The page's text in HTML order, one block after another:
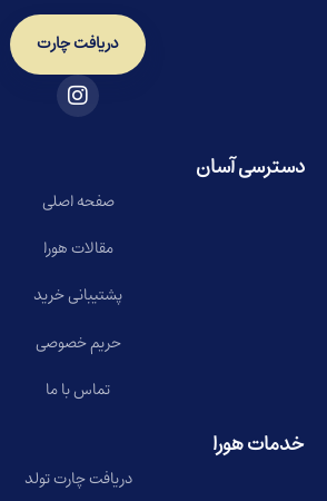
دریافت چارت
دسترسی آسان
صفحه اصلی
مقالات هورا
پشتیبانی خرید
حریم خصوصی
تماس با ما
خدمات هورا
دریافت چارت تولد